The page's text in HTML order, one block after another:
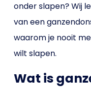
onder slapen? Wij
van een
waarom je nooit
wilt slapen.
Wat is